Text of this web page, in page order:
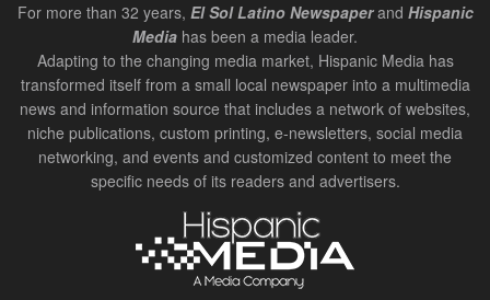
For more than 32 years, El Sol Latino Newspaperand Hispanic
Media has been a media leader.
Adapting to the changing media market, Hispanic Media has
transformed itself from a small local newspaper into a multimedia
news and information source that includes a network of websites,
niche publications, custom printing, e-newsletters, social media
networking, and events and customized content to meet the
specific needs of its readers and advertisers.